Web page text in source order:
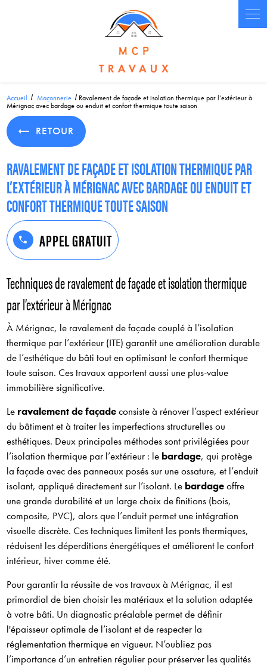
Accueil Maçonnerie
Ravalement de façade et isolation thermique par l’extérieur à
Mérignac avec bardage ou enduit et confort thermique toute saison
RETOUR
RAVALEMENT DE FAÇADE ET ISOLATION THERMIQUE PAR
L’EXTÉRIEUR À MÉRIGNAC AVEC BARDAGE OU ENDUIT ET
CONFORT THERMIQUE TOUTE SAISON
APPEL GRATUIT
Techniques de ravalement de façade et isolation thermique
par l’extérieur à Mérignac
À Mérignac, le ravalement de façade couplé à l’isolation
thermique par l’extérieur (ITE) garantit une amélioration durable
de l’esthétique du bâti tout en optimisant le confort thermique
toute saison. Ces travaux apportent aussi une plus-value
immobilière significative.
Le ravalement de façadeconsiste à rénover l’aspect extérieur
du bâtiment et à traiter les imperfections structurelles ou
esthétiques. Deux principales méthodes sont privilégiées pour
l’isolation thermique par l’extérieur : le bardage, qui protège
la façade avec des panneaux posés sur une ossature, et l’enduit
isolant, appliqué directement sur l’isolant. Le bardageoffre
une grande durabilité et un large choix de finitions (bois,
composite, PVC), alors que l’enduit permet une intégration
visuelle discrète. Ces techniques limitent les ponts thermiques,
réduisent les déperditions énergétiques et améliorent le confort
intérieur, hiver comme été.
Pour garantir la réussite de vos travaux à Mérignac, il est
primordial de bien choisir les matériaux et la solution adaptée
à votre bâti. Un diagnostic préalable permet de définir
l'épaisseur optimale de l’isolant et de respecter la
réglementation thermique en vigueur. N’oubliez pas
l’importance d’un entretien régulier pour préserver les qualités